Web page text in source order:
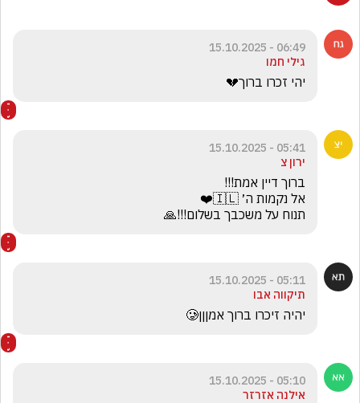
06:49 - 15.10.2025
גילי חמו
יהי זכרו ברוך💔
05:41 - 15.10.2025
ירון צ
תנוח על משכבך בשלום!!!🙏
05:11 - 15.10.2025
תיקווה אבו
יהיה זיכרו ברוך אמןןן🥲
05:10 - 15.10.2025
אילנה אזרזר